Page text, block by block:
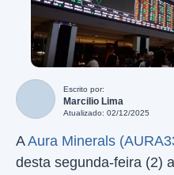
Escrito por:
Marcilio Lima
Atualizado: 02/12/2025
AAura Minerals
desta segunda-feira (2)